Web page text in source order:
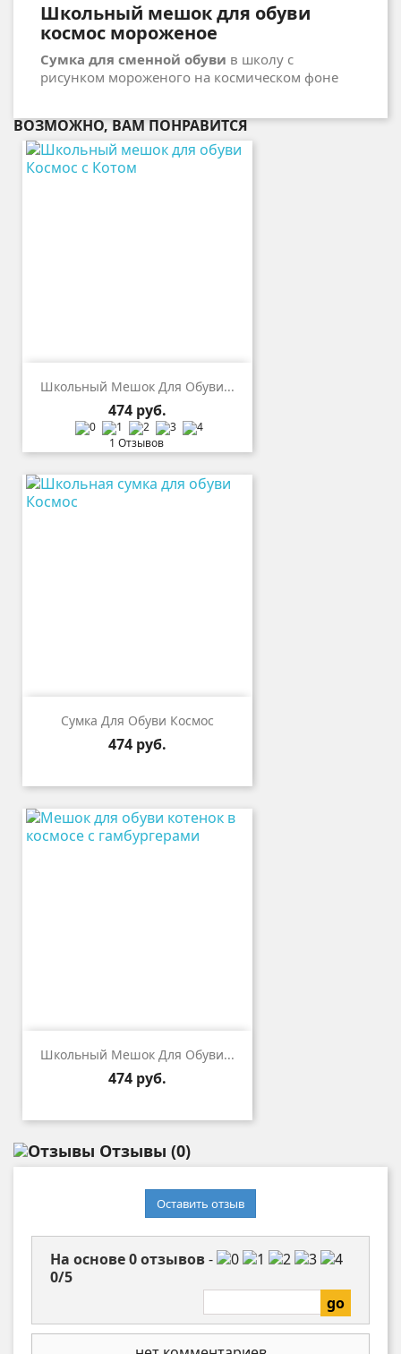
Школьный мешок для обуви
космос мороженое
Сумка для сменной обуви в школу с
рисунком мороженого на космическом фоне
ВОЗМОЖНО, ВАМ ПОНРАВИТСЯ
Школьный Мешок Для Обуви...
Цена
474 руб.
1 Отзывов
Сумка Для Обуви Космос
Цена
474 руб.
Школьный Мешок Для Обуви...
Цена
474 руб.
Отзывы (0)
Оставить отзыв
На основе0отзывов-
0/5